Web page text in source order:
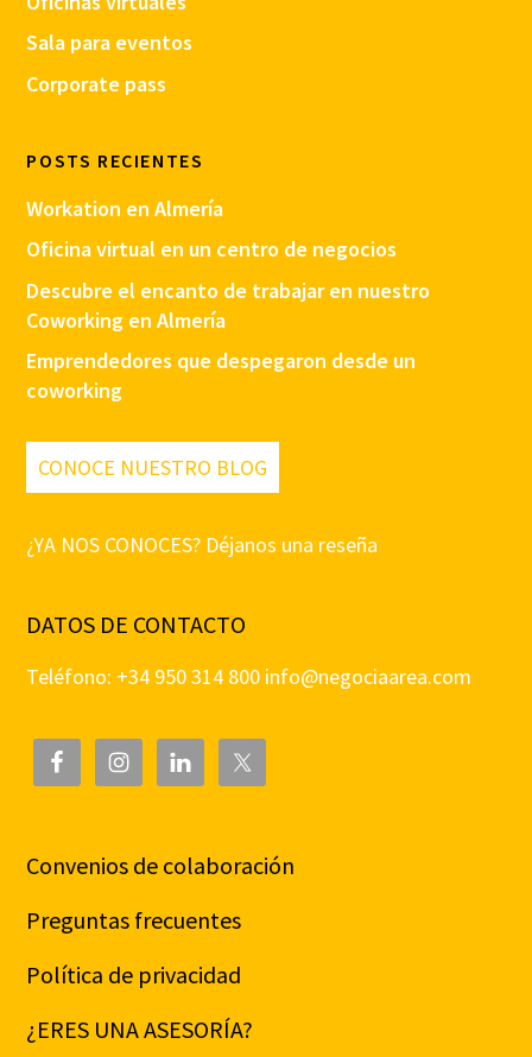
Sala para eventos
Corporate pass
POSTS RECIENTES
Workation en Almería
Oficina virtual en un centro de negocios
Descubre el encanto de trabajar en nuestro
Coworking en Almería
Emprendedores que despegaron desde un
coworking
CONOCE NUESTRO BLOG
¿YA NOS CONOCES? Déjanos una reseña
DATOS DE CONTACTO
Teléfono: +34 950 314 800 info@negociaarea.com
Convenios de colaboración
Preguntas frecuentes
Política de privacidad
¿ERES UNA ASESORÍA?